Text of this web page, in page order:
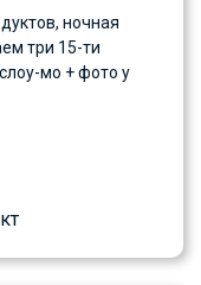
ночная
три 15-ти
мо + фото у